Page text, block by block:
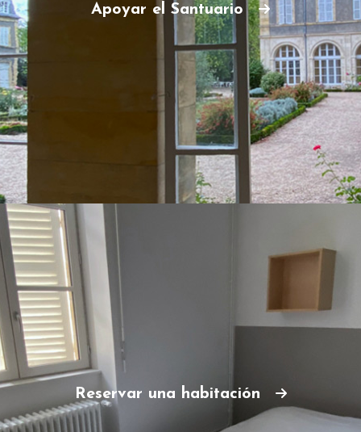
Apoyar el Santuario
Reservar una habitación